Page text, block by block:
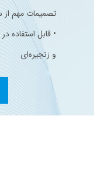
تصمیمات مهم
• قابل استفاده
و زنجیره‌ای